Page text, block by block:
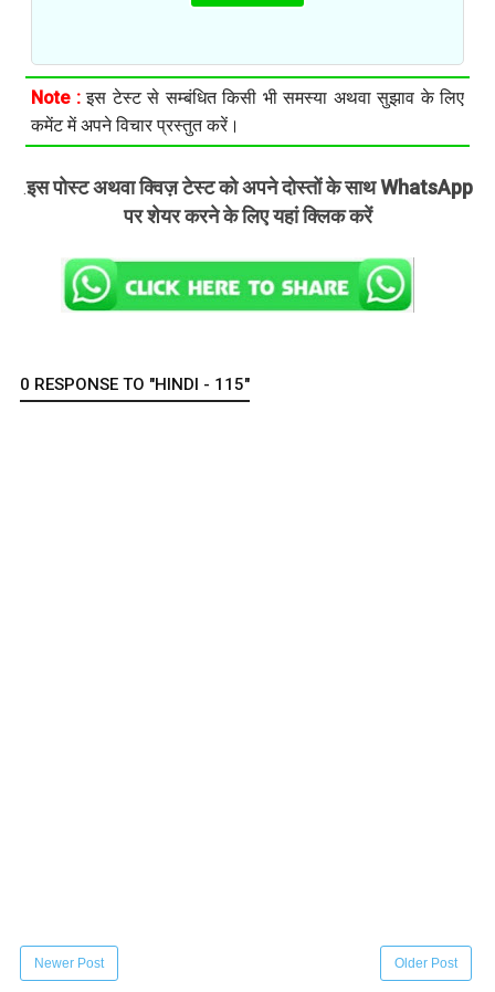
Note :इस टेस्ट से सम्बंधित किसी भी समस्या अथवा सुझाव के लिए
कमेंट में अपने विचार प्रस्तुत करें।
.इस पोस्ट अथवा क्विज़ टेस्ट को अपने दोस्तों के साथ WhatsApp
पर शेयर करने के लिए यहां क्लिक करें
0 RESPONSE TO "HINDI - 115"
Newer Post Older Post